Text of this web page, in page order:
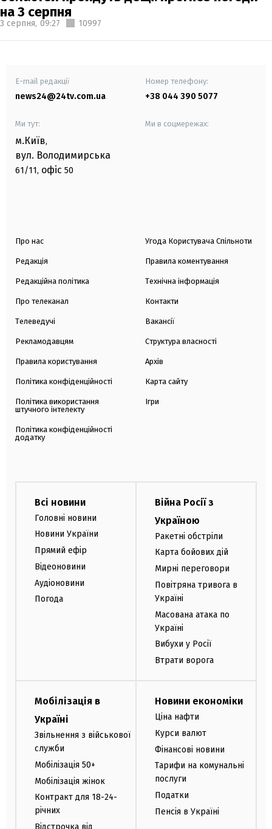
на 3 серпня
3 серпня, 09:27 10997
E-mail редакції
news24@24tv.com.ua
Номер телефону:
+38 044 390 5077
Ми тут:
м.Київ,
вул. Володимирська
61/11, офіс 50
Ми в соцмережах:
Про нас
Редакція
Редакційна політика
Про телеканал
Телеведучі
Рекламодавцям
Правила користування
Політика конфіденційності
Політика використання
штучного інтелекту
Політика конфіденційності
додатку
Угода Користувача Спільноти
Правила коментування
Технічна інформація
Контакти
Вакансії
Структура власності
Архів
Карта сайту
Ігри
Всі новини
Головні новини
Новини України
Прямий ефір
Відеоновини
Аудіоновини
Погода
Війна Росії з
Україною
Ракетні обстріли
Карта бойових дій
Мирні переговори
Повітряна тривога в
Україні
Масована атака по
Україні
Вибухи у Росії
Втрати ворога
Мобілізація в
Україні
Звільнення з військової
служби
Мобілізація 50+
Мобілізація жінок
Контракт для 18-24-
річних
Новини економіки
Ціна нафти
Курси валют
Фінансові новини
Тарифи на комунальні
послуги
Податки
Пенсія в Україні